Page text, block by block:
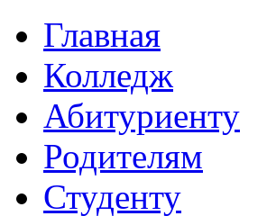
Главная
Колледж
Абитуриенту
Родителям
Студенту